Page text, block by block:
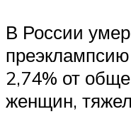
В России
2,74% от
женщин,